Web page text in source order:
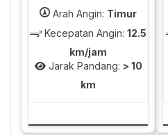
Arah Angin: Timur
Kecepatan Angin: 12.5
km/jam
Jarak Pandang: > 10
km